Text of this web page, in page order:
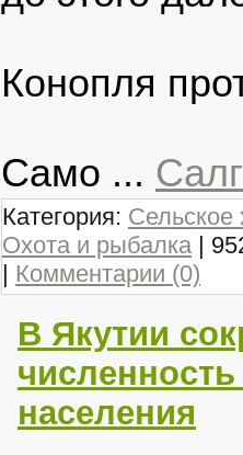
Конопля
Само ...
Категория: Сельское
Охота и рыбалка |
| Комментарии (0)
В Якутии
населения